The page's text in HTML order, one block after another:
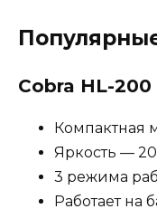
Cobra HL-200
Компактная
Яркость —
3 режима
Работает на